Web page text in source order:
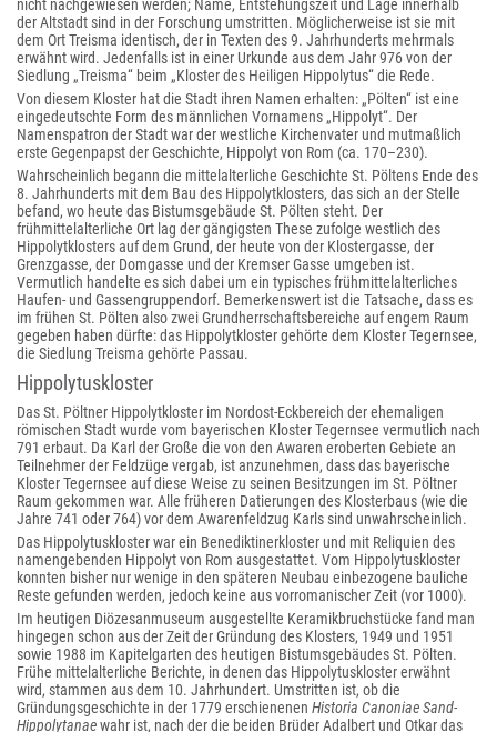
nicht nachgewiesen werden; Name, Entstehungszeit und Lage innerhalb
der Altstadt sind in der Forschung umstritten. Möglicherweise ist sie mit
dem Ort Treisma identisch, der in Texten des 9. Jahrhunderts mehrmals
erwähnt wird. Jedenfalls ist in einer Urkunde aus dem Jahr 976 von der
Siedlung „Treisma“ beim „Kloster des Heiligen Hippolytus“ die Rede.
Von diesem Kloster hat die Stadt ihren Namen erhalten: „Pölten“ ist eine
eingedeutschte Form des männlichen Vornamens „Hippolyt“. Der
Namenspatron der Stadt war der westliche Kirchenvater und mutmaßlich
erste Gegenpapst der Geschichte, Hippolyt von Rom (ca. 170–230).
Wahrscheinlich begann die mittelalterliche Geschichte St. Pöltens Ende des
8. Jahrhunderts mit dem Bau des Hippolytklosters, das sich an der Stelle
befand, wo heute das Bistumsgebäude St. Pölten steht. Der
frühmittelalterliche Ort lag der gängigsten These zufolge westlich des
Hippolytklosters auf dem Grund, der heute von der Klostergasse, der
Grenzgasse, der Domgasse und der Kremser Gasse umgeben ist.
Vermutlich handelte es sich dabei um ein typisches frühmittelalterliches
Haufen- und Gassengruppendorf. Bemerkenswert ist die Tatsache, dass es
im frühen St. Pölten also zwei Grundherrschaftsbereiche auf engem Raum
gegeben haben dürfte: das Hippolytkloster gehörte dem Kloster Tegernsee,
die Siedlung Treisma gehörte Passau.
Hippolytuskloster
Das St. Pöltner Hippolytkloster im Nordost-Eckbereich der ehemaligen
römischen Stadt wurde vom bayerischen Kloster Tegernsee vermutlich nach
791 erbaut. Da Karl der Große die von den Awaren eroberten Gebiete an
Teilnehmer der Feldzüge vergab, ist anzunehmen, dass das bayerische
Kloster Tegernsee auf diese Weise zu seinen Besitzungen im St. Pöltner
Raum gekommen war. Alle früheren Datierungen des Klosterbaus (wie die
Jahre 741 oder 764) vor dem Awarenfeldzug Karls sind unwahrscheinlich.
Das Hippolytuskloster war ein Benediktinerkloster und mit Reliquien des
namengebenden Hippolyt von Rom ausgestattet. Vom Hippolytuskloster
konnten bisher nur wenige in den späteren Neubau einbezogene bauliche
Reste gefunden werden, jedoch keine aus vorromanischer Zeit (vor 1000).
Im heutigen Diözesanmuseum ausgestellte Keramikbruchstücke fand man
hingegen schon aus der Zeit der Gründung des Klosters, 1949 und 1951
sowie 1988 im Kapitelgarten des heutigen Bistumsgebäudes St. Pölten.
Frühe mittelalterliche Berichte, in denen das Hippolytuskloster erwähnt
wird, stammen aus dem 10. Jahrhundert. Umstritten ist, ob die
Gründungsgeschichte in der 1779 erschienenen Historia Canoniae Sand-
Hippolytanaewahr ist, nach der die beiden Brüder Adalbert und Otkar das